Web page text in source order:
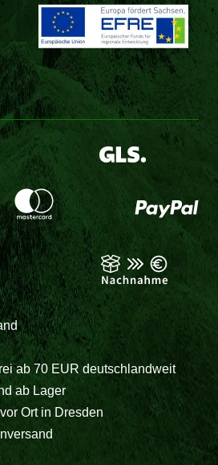
ab 70 EUR deutschlandweit
ab Lager
Ort in Dresden